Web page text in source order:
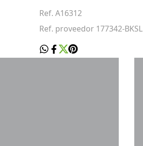
Ref. A16312
Ref. proveedor 177342-BKSL